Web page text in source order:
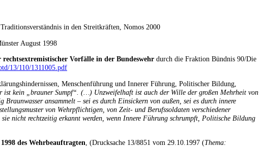
in den Streitkräften, Nomos 2000
August 1998
Vorfälle in der Bundeswehr durch die Fraktion Bündnis 90/Die
13/110/1311005.pdf
Menschenführung und Innerer Führung, Politischer Bildung,
ist kein „brauner Sumpf“. (…) Unzweifelhaft ist auch der Wille der großen Mehrheit von
ansammelt – sei es durch Einsickern von außen, sei es durch innere
von Wehrpflichtigen, von Zeit- und Berufssoldaten verschiedener
nicht rechtzeitig erkannt werden, wenn Innere Führung schrumpft, Politische Bildung
des Wehrbeauftragten , (Drucksache 13/8851 vom 29.10.1997 (Thema: